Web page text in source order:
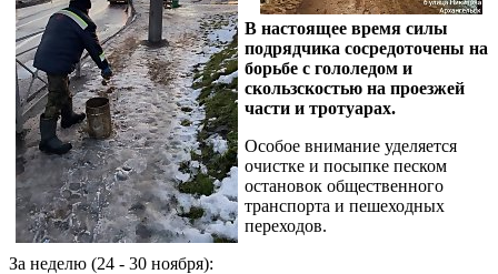
В настоящее время силы
подрядчика сосредоточены на
борьбе с гололедом и
скользскостью на проезжей
части и тротуарах.
Особое внимание уделяется
очистке и посыпке песком
остановок общественного
транспорта и пешеходных
переходов.
За неделю (24 - 30 ноября):